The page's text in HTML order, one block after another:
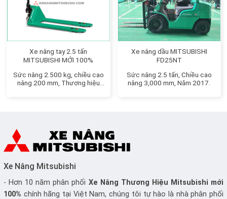
Xe nâng tay 2.5 tấn
MITSUBISHI MỚI 100%
Sức nâng 2.500 kg, chiều cao
nâng 200 mm, Thương hiệu
Xe nâng dầu MITSUBISHI
FD25NT
Sức nâng 2.5 tấn, Chiều cao
nâng 3,000 mm, Năm 2017.
Xe Nâng Mitsubishi
- Hơn 10 năm phân phối Xe Nâng Thương Hiệu Mitsubishi mới
100% chính hãng tại Việt Nam, chúng tôi tự hào là nhà phân phối